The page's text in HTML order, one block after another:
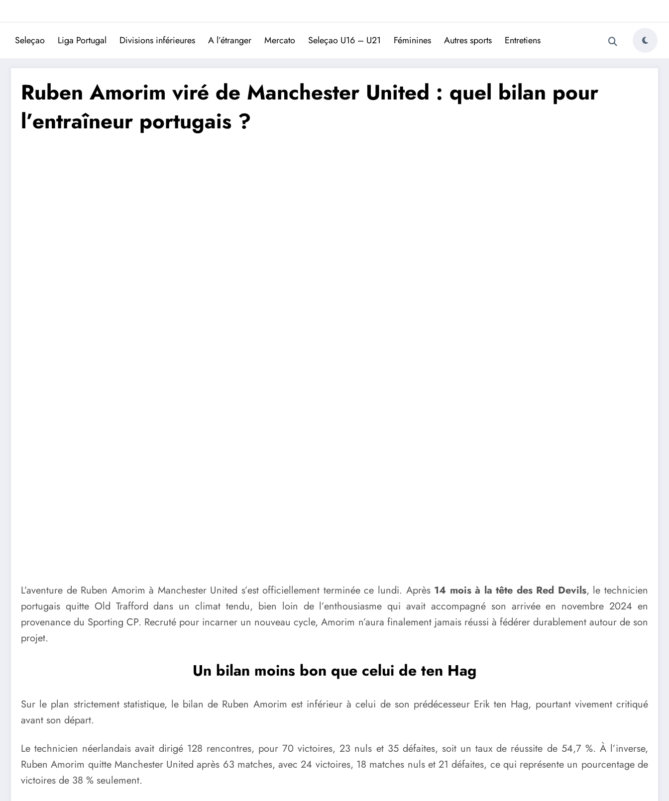
Trivela
L'actualité du football portugais
Seleçao Liga Portugal Divisions inférieures A l’étranger Mercato Seleçao U16 – U21 Féminines Autres sports Entretiens
Ruben Amorim viré de Manchester United : quel bilan pour
l’entraîneur portugais ?
L’aventure de Ruben Amorim à Manchester United s’est officiellement terminée ce lundi. Après 14 mois à la tête des Red Devils, le technicien
portugais quitte Old Trafford dans un climat tendu, bien loin de l’enthousiasme qui avait accompagné son arrivée en novembre 2024 en
provenance du Sporting CP. Recruté pour incarner un nouveau cycle, Amorim n’aura finalement jamais réussi à fédérer durablement autour de son
projet.
Un bilan moins bon que celui de ten Hag
Sur le plan strictement statistique, le bilan de Ruben Amorim est inférieur à celui de son prédécesseur Erik ten Hag, pourtant vivement critiqué
avant son départ.
Le technicien néerlandais avait dirigé 128 rencontres, pour 70 victoires, 23 nuls et 35 défaites, soit un taux de réussite de 54,7 %. À l’inverse,
Ruben Amorim quitte Manchester United après 63 matches, avec 24 victoires, 18 matches nuls et 21 défaites, ce qui représente un pourcentage de
victoires de 38 % seulement.